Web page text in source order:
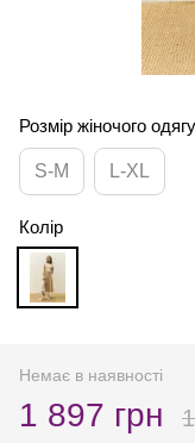
Розмір жіночого одягу
S-М L-XL
Колір
Немає в наявності
1 897 грн